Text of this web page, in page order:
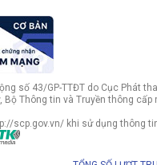
số 43/GP-TTĐT do Cục Phát
Bộ Thông tin và Truyền thông cấp
scp.gov.vn/ khi sử dụng thông